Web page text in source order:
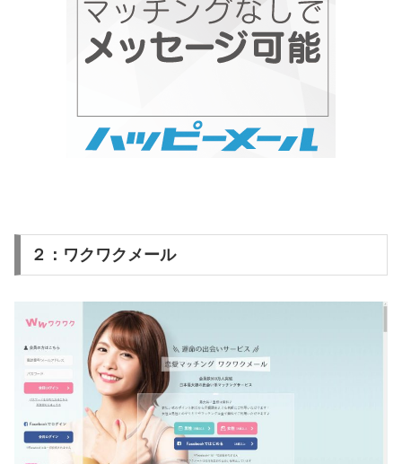
２：ワクワクメール